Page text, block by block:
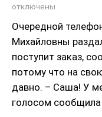
отключены
Очередной
Михайловны
поступит заказ,
потому что на
давно. – Саша! У
голосом